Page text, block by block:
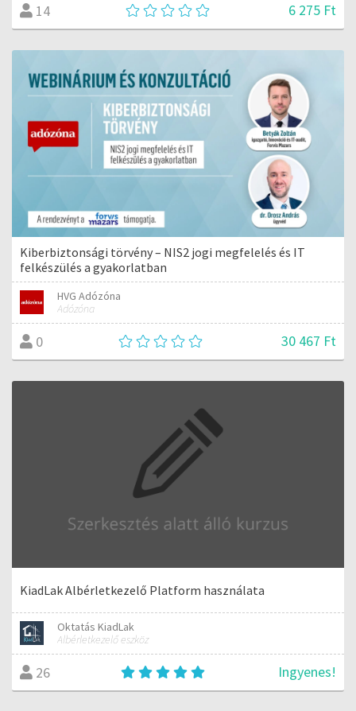
14 6 275 Ft
Kiberbiztonsági törvény – NIS2 jogi megfelelés és IT
felkészülés a gyakorlatban
HVG Adózóna
Adózóna
0 30 467 Ft
KiadLak Albérletkezelő Platform használata
Oktatás KiadLak
Albérletkezelő eszköz
26 Ingyenes!